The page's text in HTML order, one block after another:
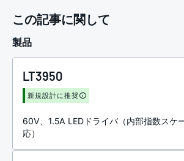
この記事に関して
製品
LT3950
新規設計に推奨
60V、1.5A LEDドライバ（内部指数スケ
応）